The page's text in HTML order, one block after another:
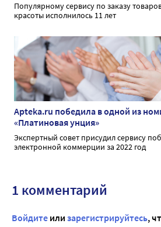
Популярному сервису по заказу
красоты исполнилось 11 лет
Apteka.ru победила в одной из
«Платиновая унция»
Экспертный совет присудил сервису
электронной коммерции за 2022 год
1 комментарий
Войдите или зарегистрируйтесь,